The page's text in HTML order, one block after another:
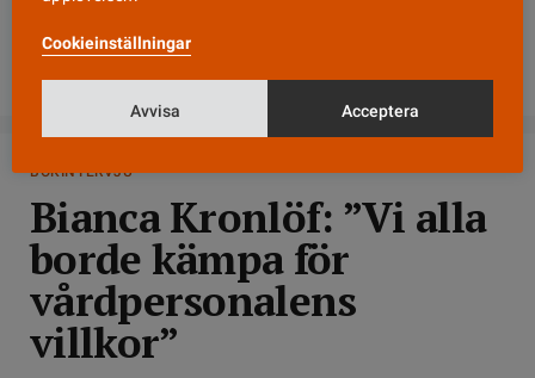
Akademin / Mohammed Aljabery
BOKINTERVJU
Bianca Kronlöf: ”Vi alla
borde kämpa för
vårdpersonalens
villkor”
Cookieinställningar
Avvisa Acceptera